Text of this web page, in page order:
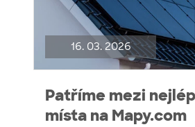
16. 03. 2026
Patříme mezi
místa na Mapy.com